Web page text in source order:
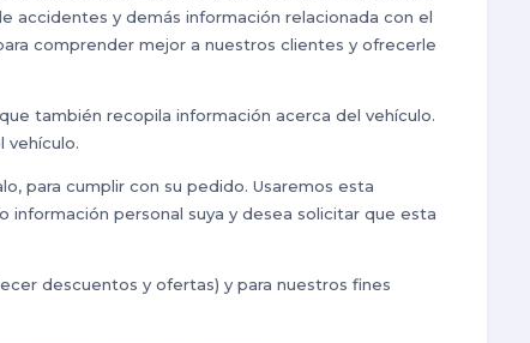
accidentes y demás información relacionada con el
comprender mejor a nuestros clientes y ofrecerle
también recopila información acerca del vehículo.
vehículo.
para cumplir con su pedido. Usaremos esta
personal suya y desea solicitar que esta
descuentos y ofertas) y para nuestros fines